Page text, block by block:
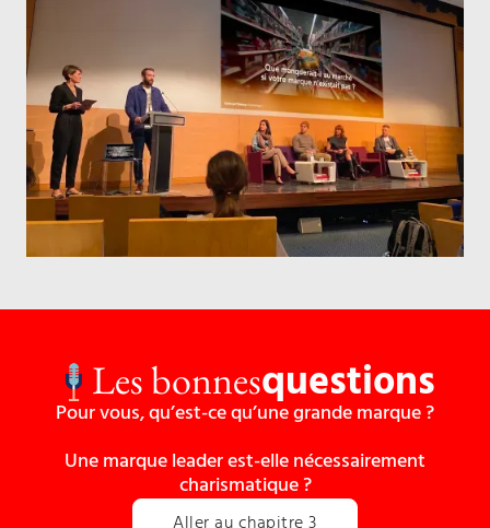
Les bonnesquestions
Pour vous, qu’est-ce qu’une grande marque ?
Une marque leader est-elle nécessairement
charismatique ?